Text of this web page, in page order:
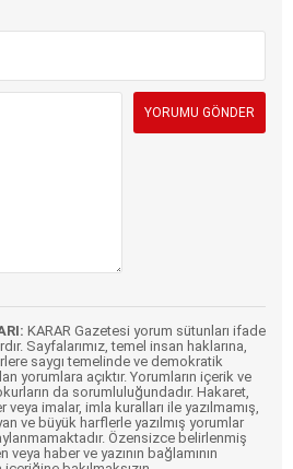
KARAR Gazetesi yorum sütunları ifade
Sayfalarımız, temel insan haklarına,
saygı temelinde ve demokratik
yorumlara açıktır. Yorumların içerik ve
da sorumluluğundadır. Hakaret,
imalar, imla kuralları ile yazılmamış,
ve büyük harflerle yazılmış yorumlar
Özensizce belirlenmiş
veya haber ve yazının bağlamının